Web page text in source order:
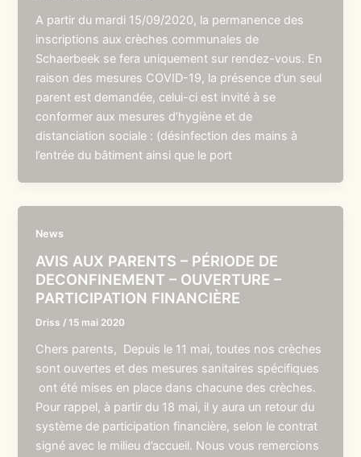
A partir du mardi 15/09/2020, la permanence des
inscriptions aux crèches communales de
Schaerbeek se fera uniquement sur rendez-vous. En
raison des mesures COVID-19, la présence d’un seul
parent est demandée, celui-ci est invité à se
conformer aux mesures d’hygiène et de
distanciation sociale : (désinfection des mains à
l’entrée du bâtiment ainsi que le port
News
AVIS AUX PARENTS – PÉRIODE DE
DECONFINEMENT – OUVERTURE –
PARTICIPATION FINANCIÈRE
Driss /15 mai 2020
Chers parents, Depuis le 11 mai, toutes nos crèches
sont ouvertes et des mesures sanitaires spécifiques
ont été mises en place dans chacune des crèches.
Pour rappel, à partir du 18 mai, il y aura un retour du
système de participation financière, selon le contrat
signé avec le milieu d’accueil. Nous vous remercions